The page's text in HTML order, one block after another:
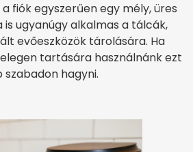
fiók egyszerűen egy mély, üres
ugyanúgy alkalmas a tálcák,
evőeszközök tárolására. Ha
tartására használnánk ezt
hagyni.